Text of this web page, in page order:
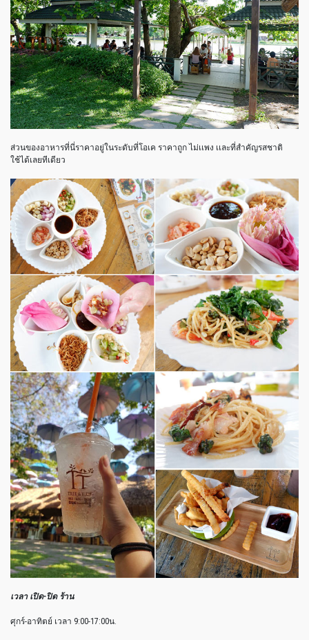
ส่วนของอาหารที่นี่ราคาอยู่ในระดับที่โอเค ราคาถูก ไม่เเพง เเละที่สำคัญรสชาติ
ใช้ได้เลยทีเดียว
เวลา เปิด-ปิด ร้าน
ศุกร์-อาทิตย์ เวลา 9:00-17:00น.